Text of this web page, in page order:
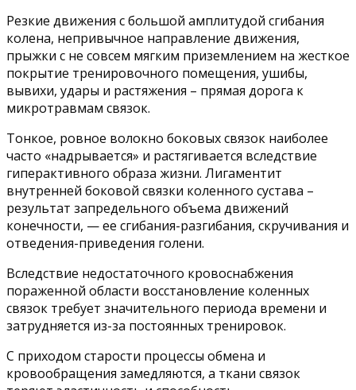
Резкие движения с большой амплитудой сгибания
колена, непривычное направление движения,
прыжки с не совсем мягким приземлением на жесткое
покрытие тренировочного помещения, ушибы,
вывихи, удары и растяжения – прямая дорога к
микротравмам связок.
Тонкое, ровное волокно боковых связок наиболее
часто «надрывается» и растягивается вследствие
гиперактивного образа жизни. Лигаментит
внутренней боковой связки коленного сустава –
результат запредельного объема движений
конечности, — ее сгибания-разгибания, скручивания и
отведения-приведения голени.
Вследствие недостаточного кровоснабжения
пораженной области восстановление коленных
связок требует значительного периода времени и
затрудняется из-за постоянных тренировок.
С приходом старости процессы обмена и
кровообращения замедляются, а ткани связок